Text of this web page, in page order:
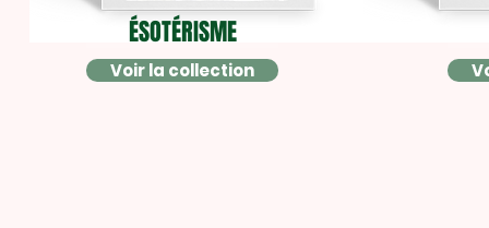
ÉSOTÉRISME
Voir la collection